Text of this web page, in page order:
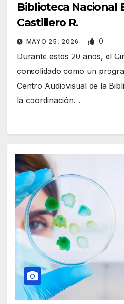
Biblioteca Nacional
Castillero R.
MAYO 25, 2026 0
Durante estos 20 años, el
consolidado como un
Centro Audiovisual de la
la coordinación…